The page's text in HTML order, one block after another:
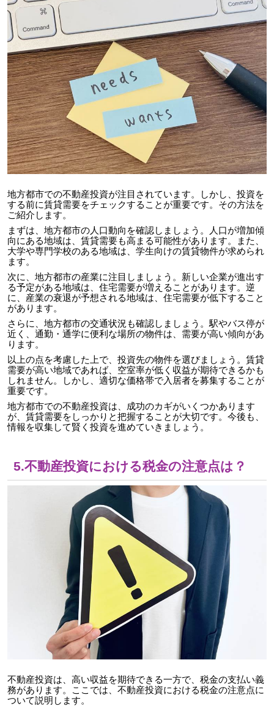
地方都市での不動産投資が注目されています。しかし、投資を
する前に賃貸需要をチェックすることが重要です。その方法を
ご紹介します。
まずは、地方都市の人口動向を確認しましょう。人口が増加傾
向にある地域は、賃貸需要も高まる可能性があります。また、
大学や専門学校のある地域は、学生向けの賃貸物件が求められ
ます。
次に、地方都市の産業に注目しましょう。新しい企業が進出す
る予定がある地域は、住宅需要が増えることがあります。逆
に、産業の衰退が予想される地域は、住宅需要が低下すること
があります。
さらに、地方都市の交通状況も確認しましょう。駅やバス停が
近く、通勤・通学に便利な場所の物件は、需要が高い傾向があ
ります。
以上の点を考慮した上で、投資先の物件を選びましょう。賃貸
需要が高い地域であれば、空室率が低く収益が期待できるかも
しれません。しかし、適切な価格帯で入居者を募集することが
重要です。
地方都市での不動産投資は、成功のカギがいくつかあります
が、賃貸需要をしっかりと把握することが大切です。今後も、
情報を収集して賢く投資を進めていきましょう。
5.不動産投資における税金の注意点は？
不動産投資は、高い収益を期待できる一方で、税金の支払い義
務があります。ここでは、不動産投資における税金の注意点に
ついて説明します。